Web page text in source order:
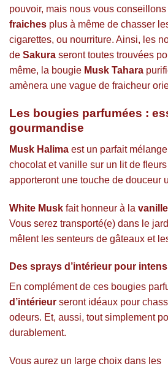
pouvoir, mais nous vous
fraiches plus à même de chasser
cigarettes, ou nourriture. Ainsi, les
de Sakura seront toutes trouvées
même, la bougie Musk Tahara
amènera une vague de fraicheur
Les bougies parfumées :
gourmandise
Musk Halima est un parfait
chocolat et vanille sur un lit de
apporteront une touche de douceur
White Musk fait honneur à la
Vous serez transporté(e) dans le
mêlent les senteurs de gâteaux et
Des sprays d’intérieur pour
En complément de ces bougies
d’intérieur seront idéaux pour
odeurs. Et, aussi, tout simplement
durablement.
Vous aurez un large choix dans les